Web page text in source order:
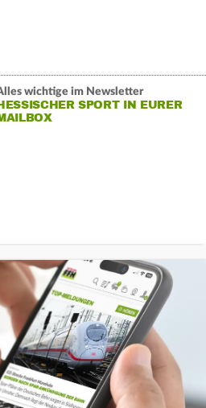
wichtige im Newsletter
SPORT IN EURER